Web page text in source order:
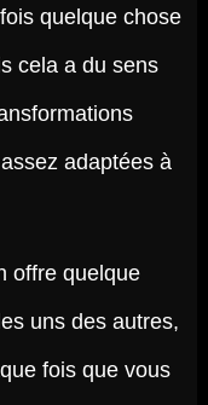
quelque chose
cela a du sens
adaptées à
offre quelque
uns des autres,
fois que vous